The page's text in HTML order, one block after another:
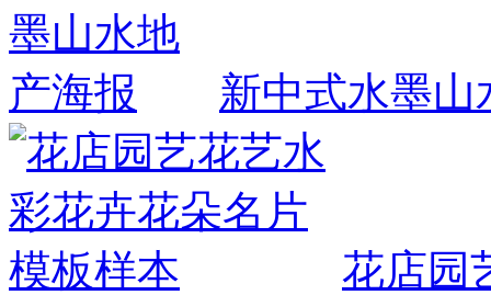
新中式水墨山
花店园